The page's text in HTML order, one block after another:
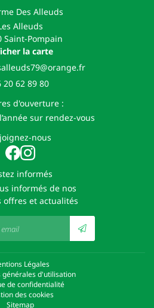
Des Alleuds
Alleuds
Saint-Pompain
la carte
20 62 89 80
d'ouverture :
sur rendez-vous
nous
informés
informés de nos
offres et actualités
Légales
générales d'utilisation
de confidentialité
des cookies
Sitemap